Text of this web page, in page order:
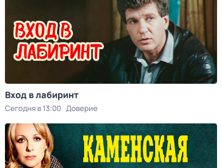
Вход в лабиринт
Сегодня в 13:00 Доверие